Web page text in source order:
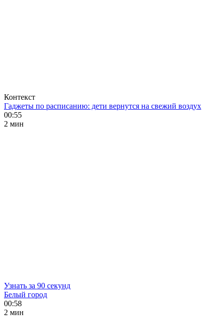
Контекст
Гаджеты по расписанию: дети вернутся на свежий воздух
00:55
2 мин
Узнать за 90 секунд
Белый город
00:58
2 мин